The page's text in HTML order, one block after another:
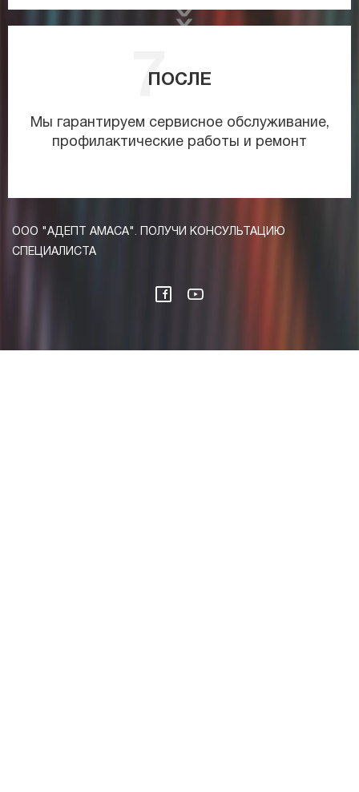
ПОСЛЕ
Мы гарантируем сервисное обслуживание,
профилактические работы и ремонт
ООО "АДЕПТ АМАСА". ПОЛУЧИ КОНСУЛЬТАЦИЮ
СПЕЦИАЛИСТА